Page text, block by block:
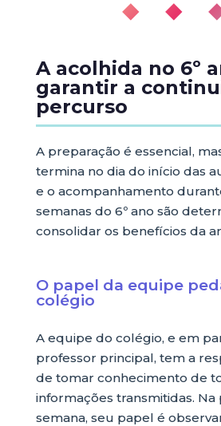
◆ ◆
A acolhida no 6º
garantir a
percurso
A preparação é essencial,
termina no dia do início das
e o acompanhamento
semanas do 6º ano são
consolidar os benefícios da
O papel da equipe
colégio
A equipe do colégio, e em
professor principal, tem a
de tomar conhecimento de
informações transmitidas. Na
semana, seu papel é